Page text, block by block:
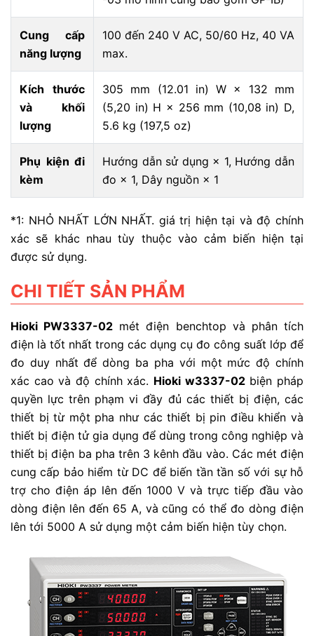
Cung cấp
năng lượng
100 đến 240 V AC, 50/60 Hz, 40 VA
max.
Kích thước
và khối
lượng
305 mm (12.01 in) W × 132 mm
(5,20 in) H × 256 mm (10,08 in) D,
5.6 kg (197,5 oz)
Phụ kiện đi
kèm
Hướng dẫn sử dụng × 1, Hướng dẫn
đo × 1, Dây nguồn × 1
*1: NHỎ NHẤT LỚN NHẤT. giá trị hiện tại và độ chính
xác sẽ khác nhau tùy thuộc vào cảm biến hiện tại
được sử dụng.
CHI TIẾT SẢN PHẨM
Hioki PW3337-02 mét điện benchtop và phân tích
điện là tốt nhất trong các dụng cụ đo công suất lớp để
đo duy nhất để dòng ba pha với một mức độ chính
xác cao và độ chính xác. Hioki w3337-02biện pháp
quyền lực trên phạm vi đầy đủ các thiết bị điện, các
thiết bị từ một pha như các thiết bị pin điều khiển và
thiết bị điện tử gia dụng để dùng trong công nghiệp và
thiết bị điện ba pha trên 3 kênh đầu vào. Các mét điện
cung cấp bảo hiểm từ DC để biến tần tần số với sự hỗ
trợ cho điện áp lên đến 1000 V và trực tiếp đầu vào
dòng điện lên đến 65 A, và cũng có thể đo dòng điện
lên tới 5000 A sử dụng một cảm biến hiện tùy chọn.